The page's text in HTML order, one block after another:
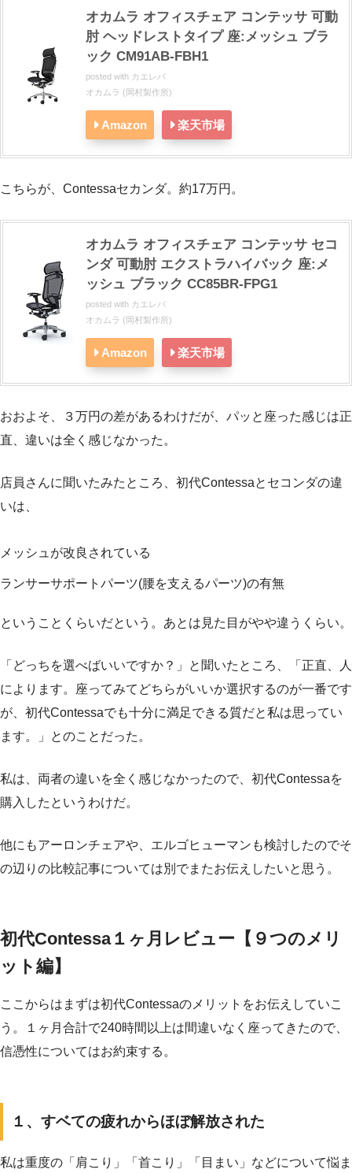
オカムラ オフィスチェア コンテッサ 可動
肘 ヘッドレストタイプ 座:メッシュ ブラ
ック CM91AB-FBH1
posted with カエレバ
オカムラ (岡村製作所)
Amazon 楽天市場
こちらが、Contessaセカンダ。約17万円。
オカムラ オフィスチェア コンテッサ セコ
ンダ 可動肘 エクストラハイバック 座:メ
ッシュ ブラック CC85BR-FPG1
posted with カエレバ
オカムラ (岡村製作所)
Amazon 楽天市場
おおよそ、３万円の差があるわけだが、パッと座った感じは正
直、違いは全く感じなかった。
店員さんに聞いたみたところ、初代Contessaとセコンダの違
いは、
メッシュが改良されている
ランサーサポートパーツ(腰を支えるパーツ)の有無
ということくらいだという。あとは見た目がやや違うくらい。
「どっちを選べばいいですか？」と聞いたところ、「正直、人
によります。座ってみてどちらがいいか選択するのが一番です
が、初代Contessaでも十分に満足できる質だと私は思ってい
ます。」とのことだった。
私は、両者の違いを全く感じなかったので、初代Contessaを
購入したというわけだ。
他にもアーロンチェアや、エルゴヒューマンも検討したのでそ
の辺りの比較記事については別でまたお伝えしたいと思う。
初代Contessa１ヶ月レビュー【９つのメリ
ット編】
ここからはまずは初代Contessaのメリットをお伝えしていこ
う。１ヶ月合計で240時間以上は間違いなく座ってきたので、
信憑性についてはお約束する。
１、すベての疲れからほぼ解放された
私は重度の「肩こり」「首こり」「目まい」などについて悩ま